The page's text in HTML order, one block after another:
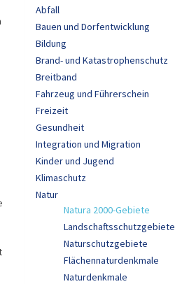
Abfall
Bauen und Dorfentwicklung
Bildung
Brand- und Katastrophenschutz
Breitband
Fahrzeug und Führerschein
Freizeit
Gesundheit
Integration und Migration
Kinder und Jugend
Klimaschutz
Natur
Natura 2000-Gebiete
Landschaftsschutzgebiete
Naturschutzgebiete
Flächennaturdenkmale
Naturdenkmale